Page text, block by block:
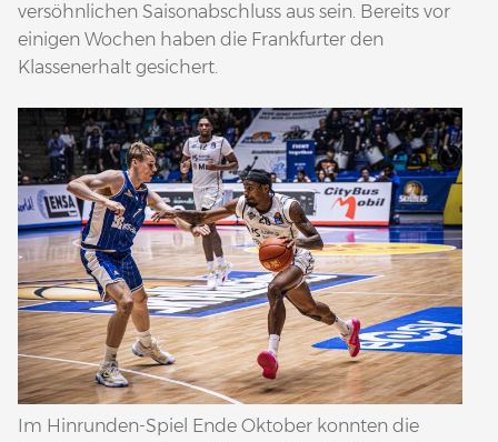
versöhnlichen Saisonabschluss aus sein. Bereits vor
einigen Wochen haben die Frankfurter den
Klassenerhalt gesichert.
Im Hinrunden-Spiel Ende Oktober konnten die